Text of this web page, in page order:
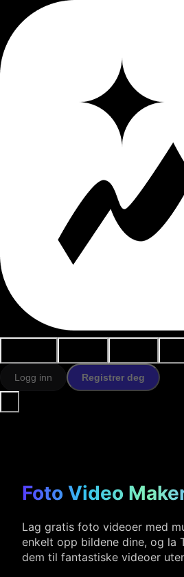
Logg inn Registrer deg
Foto Video
Lag gratis foto videoer med
enkelt opp bildene dine, og la
dem til fantastiske videoer